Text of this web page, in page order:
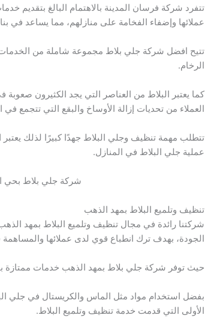
تتفرد شركة فرسان المدينة بالاهتمام البالغ بتقديم
عملائها وإضفاء الفخامة على منازلهم، مما يساعد في
تتيح افضل شركة جلي بلاط مجموعة شاملة من
الرخام.
كما يعتبر البلاط من العناصر التي يجد الكثيرون
العملاء من تحديات إزالة الأوساخ والبقع التي تتجمع في
تتطلب مهمة تنظيف وجلي البلاط جهدًا كبيرًا لذلك
عملية جلي البلاط في المنازل.
شركة جلي بلاط بحي
تنظيف وتلميع البلاط بمهد الذهب
شركتنا رائدة في مجال تنظيف وتلميع البلاط بمهد
الجودة، بهدف ترك انطباع قوي لدى عملائها والمساهمة
حيث توفر شركة جلي بلاط بمهد الذهب خدمات ممتازة
بفضل استخدام مواد مثل الماس والكريستال في جلي
الأولى التي قدمت خدمة تنظيف وتلميع البلاط.